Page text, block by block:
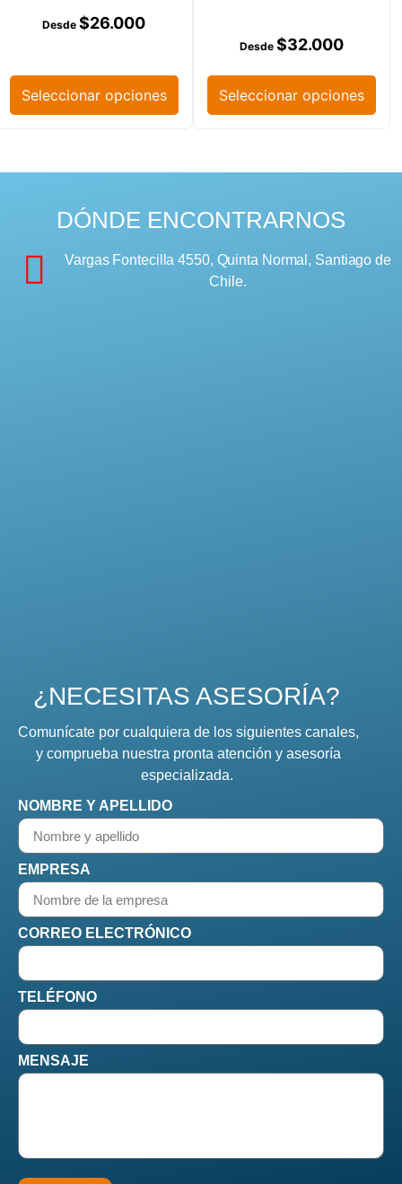
$26.000
Seleccionar opciones
$32.000
Seleccionar opciones
DÓNDE ENCONTRARNOS
Vargas Fontecilla 4550, Quinta Normal, Santiago de
Chile.
¿NECESITAS ASESORÍA?
Comunícate por cualquiera de los siguientes canales,
y comprueba nuestra pronta atención y asesoría
especializada.
NOMBRE Y APELLIDO
EMPRESA
CORREO ELECTRÓNICO
TELÉFONO
MENSAJE